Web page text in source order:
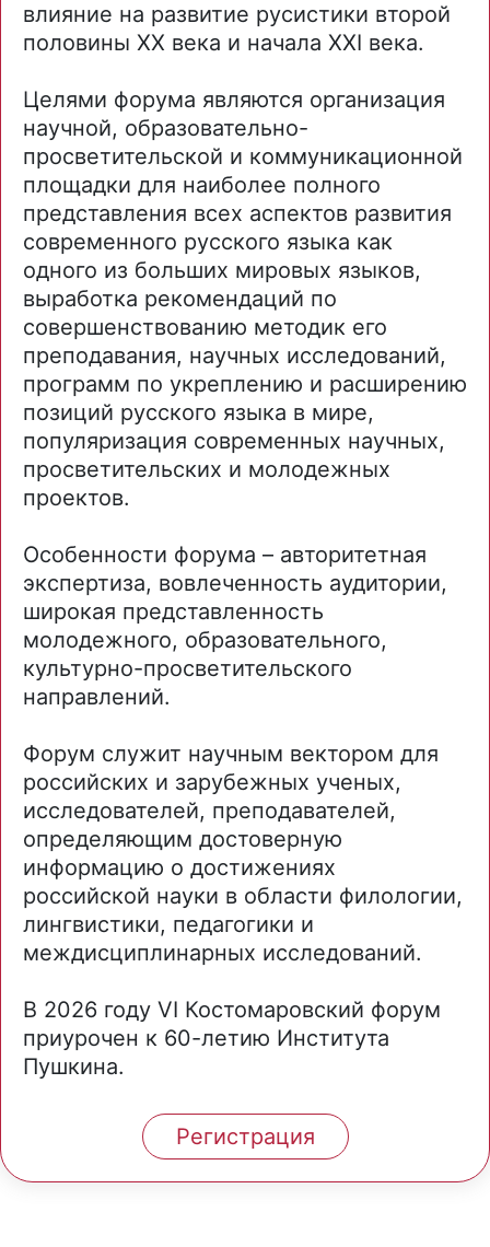
влияние на развитие русистики второй
половины XX века и начала XXI века.
Целями форума являются организация
научной, образовательно-
просветительской и коммуникационной
площадки для наиболее полного
представления всех аспектов развития
современного русского языка как
одного из больших мировых языков,
выработка рекомендаций по
совершенствованию методик его
преподавания, научных исследований,
программ по укреплению и расширению
позиций русского языка в мире,
популяризация современных научных,
просветительских и молодежных
проектов.
Особенности форума – авторитетная
экспертиза, вовлеченность аудитории,
широкая представленность
молодежного, образовательного,
культурно-просветительского
направлений.
Форум служит научным вектором для
российских и зарубежных ученых,
исследователей, преподавателей,
определяющим достоверную
информацию о достижениях
российской науки в области филологии,
лингвистики, педагогики и
междисциплинарных исследований.
В 2026 году VI Костомаровский форум
приурочен к 60-летию Института
Пушкина.
Регистрация